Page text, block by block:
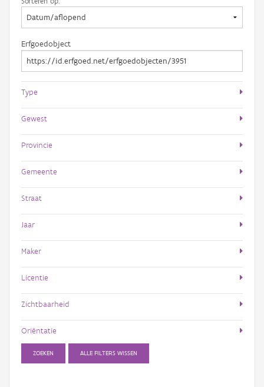
Erfgoedobject
Type
Gewest
Provincie
Gemeente
Straat
Jaar
Maker
Licentie
Zichtbaarheid
Oriëntatie
ZOEKEN ALLE FILTERS WISSEN